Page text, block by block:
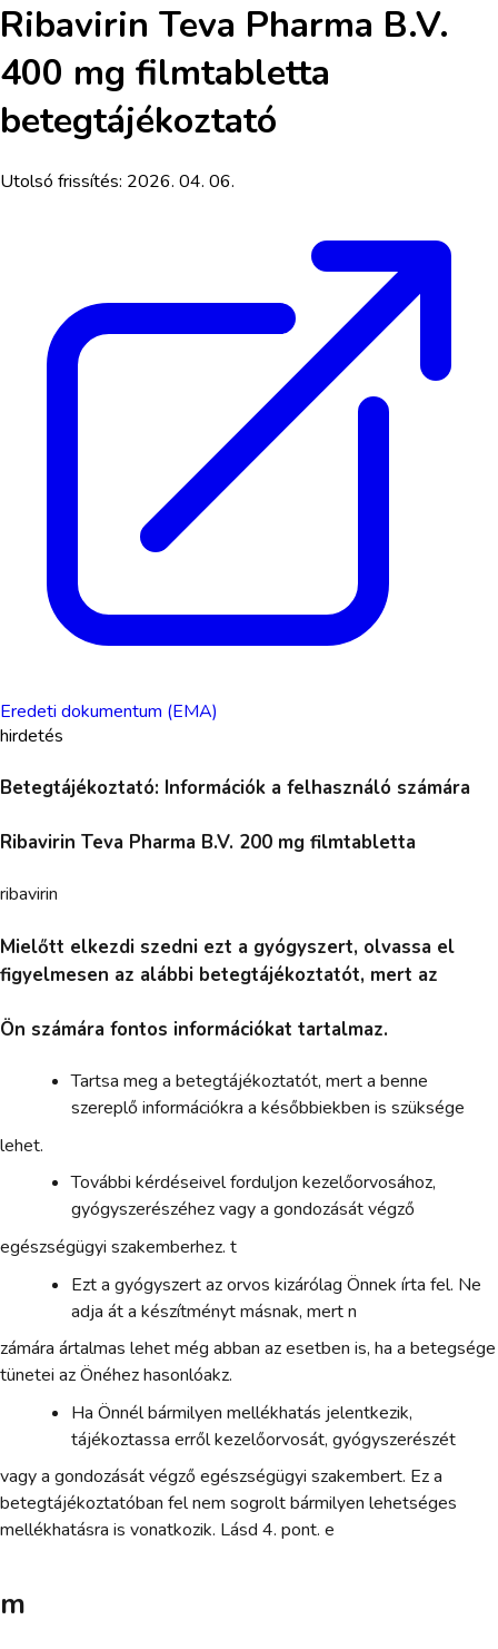
Ribavirin Teva Pharma B.V.
400 mg filmtabletta
betegtájékoztató
Utolsó frissítés: 2026. 04. 06.
Eredeti dokumentum (EMA)
hirdetés
Betegtájékoztató: Információk a felhasználó számára
Ribavirin Teva Pharma B.V. 200 mg filmtabletta
ribavirin
Mielőtt elkezdi szedni ezt a gyógyszert, olvassa el
figyelmesen az alábbi betegtájékoztatót, mert az
Ön számára fontos információkat tartalmaz.
Tartsa meg a betegtájékoztatót, mert a benne
szereplő információkra a későbbiekben is szüksége
lehet.
További kérdéseivel forduljon kezelőorvosához,
gyógyszerészéhez vagy a gondozását végző
egészségügyi szakemberhez. t
Ezt a gyógyszert az orvos kizárólag Önnek írta fel. Ne
adja át a készítményt másnak, mert n
zámára ártalmas lehet még abban az esetben is, ha a betegsége
tünetei az Önéhez hasonlóakz.
Ha Önnél bármilyen mellékhatás jelentkezik,
tájékoztassa erről kezelőorvosát, gyógyszerészét
vagy a gondozását végző egészségügyi szakembert. Ez a
betegtájékoztatóban fel nem sogrolt bármilyen lehetséges
mellékhatásra is vonatkozik. Lásd 4. pont. e
m